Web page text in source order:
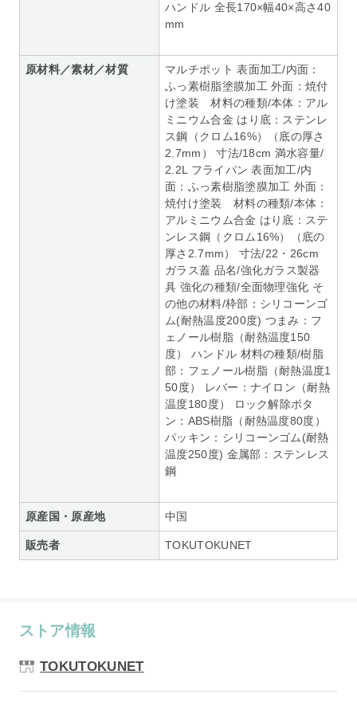
ハンドル 全長170×幅40×高さ40
mm
原材料／素材／材質
マルチポット 表面加工/内面：
ふっ素樹脂塗膜加工 外面：焼付
け塗装 材料の種類/本体：アル
ミニウム合金 はり底：ステンレ
ス鋼（クロム16%）（底の厚さ
2.7mm） 寸法/18cm 満水容量/
2.2L フライパン 表面加工/内
面：ふっ素樹脂塗膜加工 外面：
焼付け塗装 材料の種類/本体：
アルミニウム合金 はり底：ステ
ンレス鋼（クロム16%）（底の
厚さ2.7mm） 寸法/22・26cm
ガラス蓋 品名/強化ガラス製器
具 強化の種類/全面物理強化 そ
の他の材料/枠部：シリコーンゴ
ム(耐熱温度200度) つまみ：フ
ェノール樹脂（耐熱温度150
度） ハンドル 材料の種類/樹脂
部：フェノール樹脂（耐熱温度1
50度） レバー：ナイロン（耐熱
温度180度） ロック解除ボタ
ン：ABS樹脂（耐熱温度80度）
パッキン：シリコーンゴム(耐熱
温度250度) 金属部：ステンレス
鋼
原産国・原産地 中国
販売者 TOKUTOKUNET
ストア情報
TOKUTOKUNET